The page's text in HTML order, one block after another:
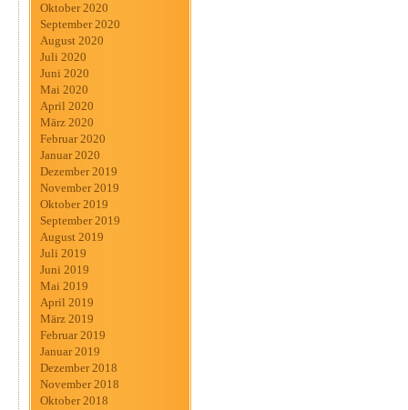
Oktober 2020
September 2020
August 2020
Juli 2020
Juni 2020
Mai 2020
April 2020
März 2020
Februar 2020
Januar 2020
Dezember 2019
November 2019
Oktober 2019
September 2019
August 2019
Juli 2019
Juni 2019
Mai 2019
April 2019
März 2019
Februar 2019
Januar 2019
Dezember 2018
November 2018
Oktober 2018